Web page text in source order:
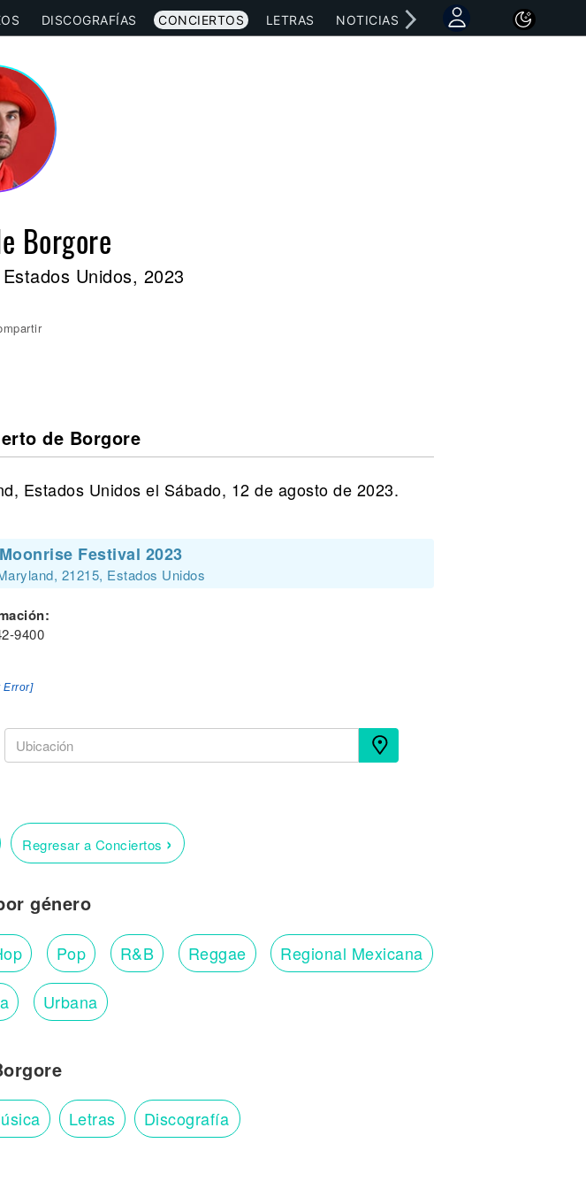
DISCOGRAFÍAS CONCIERTOS LETRAS NOTICIAS
Borgore
Unidos, 2023
de Borgore
Estados Unidos el Sábado, 12 de agosto de 2023.
Festival 2023
21215, Estados Unidos
9400
Error]
Regresar a Conciertos ›
género
Pop R&B Reggae Regional Mexicana
Urbana
Letras Discografía